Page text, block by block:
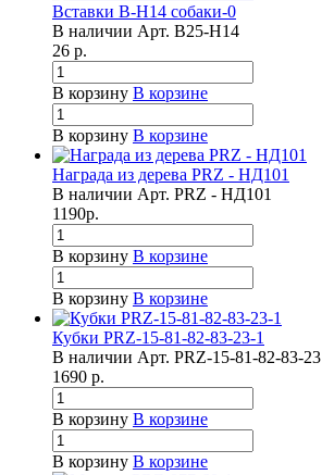
Вставки B-H14 собаки-0
В наличии Арт. B25-H14
26 р.
В корзину В корзине
В корзину В корзине
Награда из дерева PRZ - НД101
В наличии Арт. PRZ - НД101
1190р.
В корзину В корзине
В корзину В корзине
Кубки PRZ-15-81-82-83-23-1
В наличии Арт. PRZ-15-81-82-83-23
1690 р.
В корзину В корзине
В корзину В корзине